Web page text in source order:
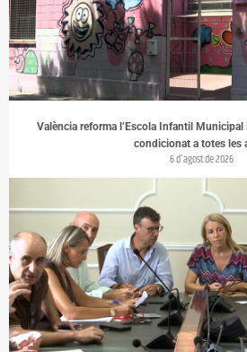
València reforma l’Escola Infantil Municipal
condicionat a totes les
6 d'agost de 2026